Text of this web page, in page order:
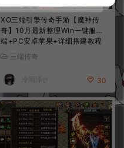
XO三端引擎传奇手游【魔神传
奇】10月最新整理Win一键服务
端+PC安卓苹果+详细搭建教程
+视频教程
三端传奇
冷雨泽ღ 30